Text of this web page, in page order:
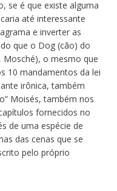
se é que existe alguma
até interessante
e inverter as
que o Dog (cão) do
Mosché), o mesmo que
10 mandamentos da lei
irônica, também
Moisés, também nos
fornecidos no
de uma espécie de
das cenas que se
pelo próprio